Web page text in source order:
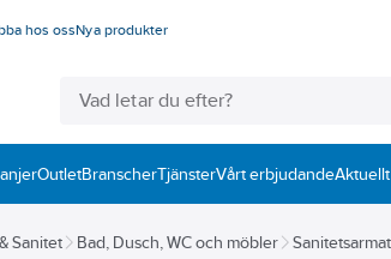
hos ossNya produkter
OutletBranscherTjänsterVårt erbjudandeAktuellt
Sanitet Bad, Dusch, WC och möbler